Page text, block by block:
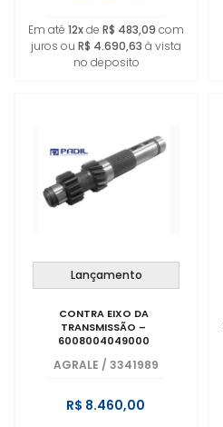
Em até 12xde R$ 483,09 com
juros ou R$ 4.690,63 à vista
no deposito
Lançamento
CONTRA EIXO DA
TRANSMISSÃO –
6008004049000
AGRALE / 3341989
R$ 8.460,00